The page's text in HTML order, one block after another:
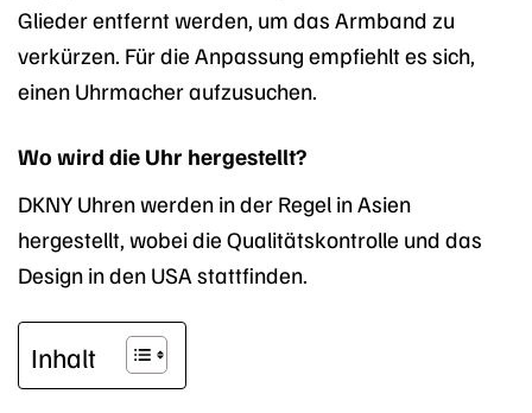
Glieder entfernt werden, um das Armband zu
verkürzen. Für die Anpassung empfiehlt es sich,
einen Uhrmacher aufzusuchen.
Wo wird die Uhr hergestellt?
DKNY Uhren werden in der Regel in Asien
hergestellt, wobei die Qualitätskontrolle und das
Design in den USA stattfinden.
Inhalt